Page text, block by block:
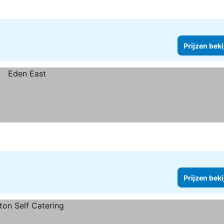
Prijzen
Prijzen